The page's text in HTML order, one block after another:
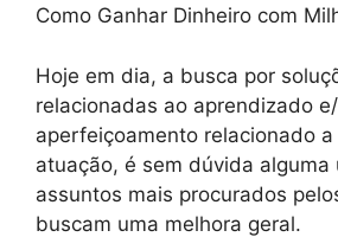
Como Ganhar Dinheiro com
Hoje em dia, a busca por
relacionadas ao aprendizado
aperfeiçoamento relacionado
atuação, é sem dúvida alguma
assuntos mais procurados
buscam uma melhora geral.